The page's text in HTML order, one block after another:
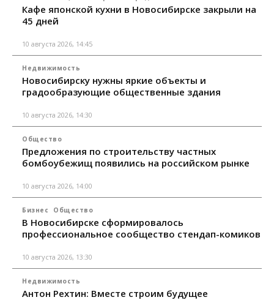
Кафе японской кухни в Новосибирске закрыли на
45 дней
10 августа 2026, 14:45
Недвижимость
Новосибирску нужны яркие объекты и
градообразующие общественные здания
10 августа 2026, 14:30
Общество
Предложения по строительству частных
бомбоубежищ появились на российском рынке
10 августа 2026, 14:00
Бизнес Общество
В Новосибирске сформировалось
профессиональное сообщество стендап-комиков
10 августа 2026, 13:30
Недвижимость
Антон Рехтин: Вместе строим будущее